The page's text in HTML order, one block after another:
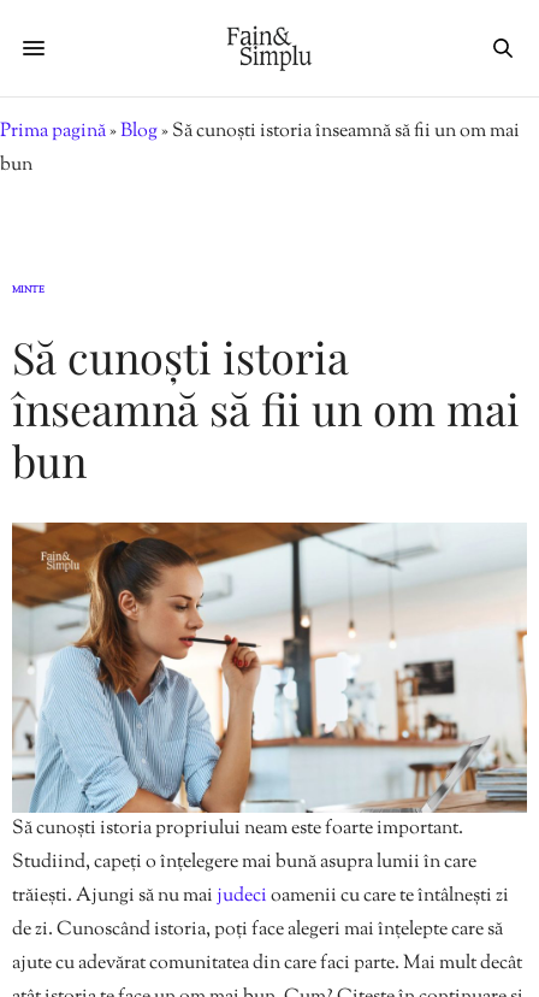
Prima pagină»Blog»Să cunoști istoria înseamnă să fii un om mai
bun
MINTE
Să cunoști istoria
înseamnă să fii un om mai
bun
Să cunoști istoria propriului neam este foarte important.
Studiind, capeți o înțelegere mai bună asupra lumii în care
trăiești. Ajungi să nu maijudecioamenii cu care te întâlnești zi
de zi. Cunoscând istoria, poți face alegeri mai înțelepte care să
ajute cu adevărat comunitatea din care faci parte. Mai mult decât